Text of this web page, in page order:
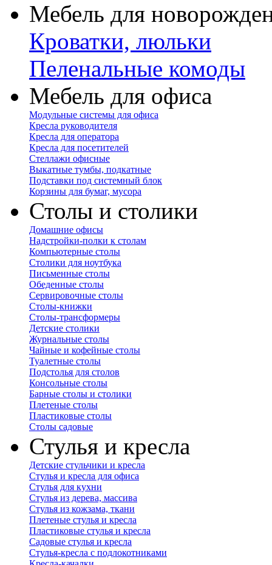
Мебель для
Кроватки, люльки
Пеленальные комоды
Мебель для офиса
Модульные системы для офиса
Кресла руководителя
Кресла для оператора
Кресла для посетителей
Стеллажи офисные
Выкатные тумбы, подкатные
Подставки под системный блок
Корзины для бумаг, мусора
Столы и столики
Домашние офисы
Надстройки-полки к столам
Компьютерные столы
Столики для ноутбука
Письменные столы
Обеденные столы
Сервировочные столы
Столы-книжки
Столы-трансформеры
Детские столики
Журнальные столы
Чайные и кофейные столы
Туалетные столы
Подстолья для столов
Консольные столы
Барные столы и столики
Плетеные столы
Пластиковые столы
Столы садовые
Стулья и кресла
Детские стульчики и кресла
Стулья и кресла для офиса
Стулья для кухни
Стулья из дерева, массива
Стулья из кожзама, ткани
Плетеные стулья и кресла
Пластиковые стулья и кресла
Садовые стулья и кресла
Стулья-кресла с подлокотниками